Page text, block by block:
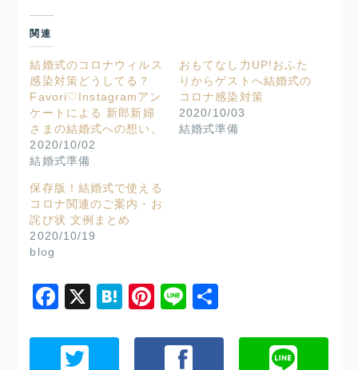
関連
結婚式のコロナウィルス
感染対策どうしてる？
Favori♡Instagramアン
ケートによる 新郎新婦
さまの結婚式への想い。
2020/10/02
結婚式準備
おもてなし力UP!おふた
りからゲストへ結婚式の
コロナ感染対策
2020/10/03
結婚式準備
保存版！結婚式で使える
コロナ関連のご案内・お
詫び状 文例まとめ
2020/10/19
blog
Facebook
X Hatena
Pinterest
Line